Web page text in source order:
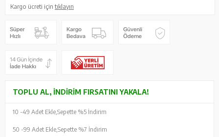
Kargo ücreti içintıklayın
TOPLU AL, İNDIRIM FIRSATINI YAKALA!
10 -49 Adet Ekle, Sepette %5 İndirim
50 -99 Adet Ekle, Sepette %7 İndirim